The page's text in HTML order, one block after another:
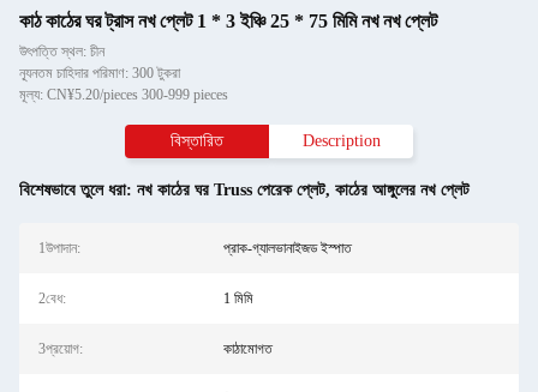
কাঠ কাঠের ঘর ট্রাস নখ প্লেট 1 * 3 ইঞ্চি 25 * 75 মিমি নখ নখ প্লেট
উৎপত্তি স্থল: চীন
ন্যূনতম চাহিদার পরিমাণ: 300 টুকরা
মূল্য: CN¥5.20/pieces 300-999 pieces
বিস্তারিত Description
বিশেষভাবে তুলে ধরা: নখ কাঠের ঘর Truss পেরেক প্লেট, কাঠের আঙ্গুলের নখ প্লেট
1উপাদান: প্রাক-গ্যালভানাইজড ইস্পাত
2বেধ: 1 মিমি
3প্রয়োগ: কাঠামোগত